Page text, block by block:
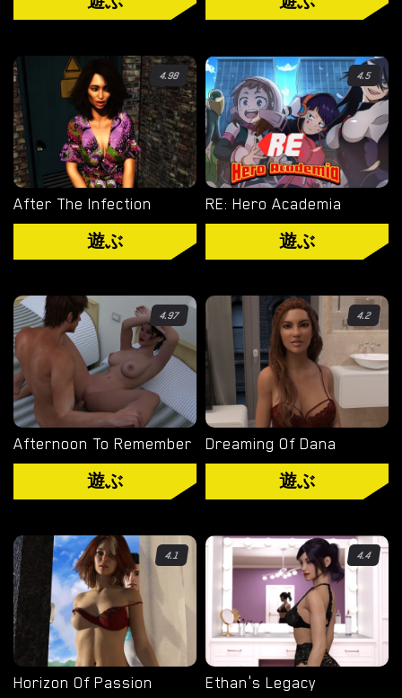
RESIDENT EVIL NET ADVENTURE
ベストチョイス
ゲイポルノゲーム
ー
ム
を
ダ
ウ
ン
ロ
ダウンロード
ANDROID ポルノ ゲーム
WINDOWS ポルノ ゲーム
MACOS ポルノ ゲーム
4.98
After The Infection
遊ぶ
4.5
RE: Hero Academia
遊ぶ
4.97
Afternoon To Remember
遊ぶ
4.2
Dreaming Of Dana
遊ぶ
4.1
Horizon Of Passion
4.4
Ethan's Legacy